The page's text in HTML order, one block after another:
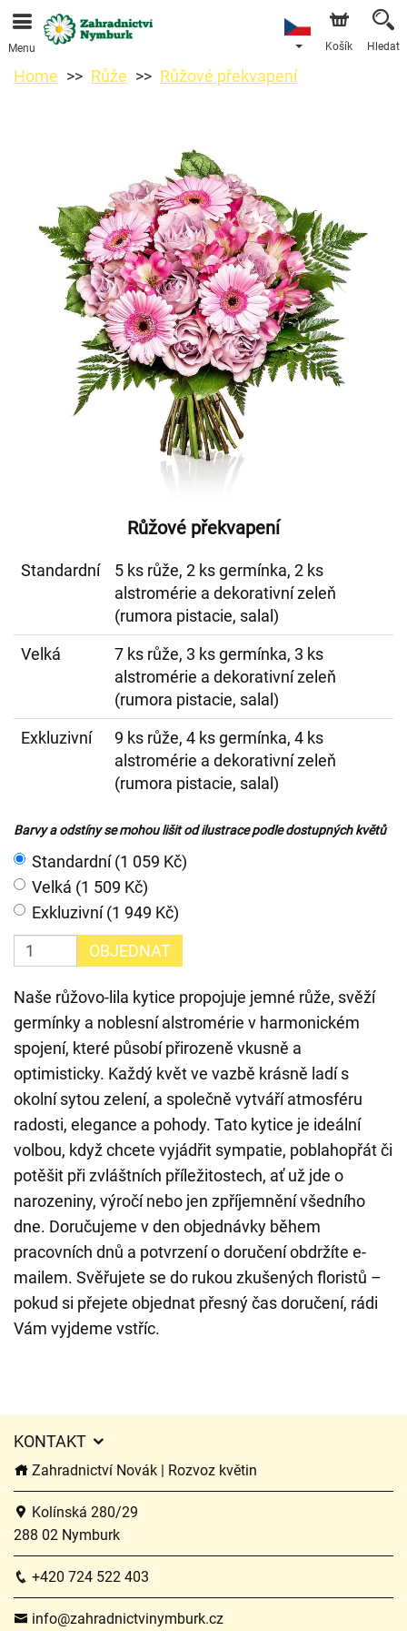
Objednávky přes e-shop přijímáme. Nejbližší možné
doručení je od 11.8.2026 z důvodu dovolené.
Menu Košík Hledat
Home Růže Růžové překvapení
Růžové překvapení
Standardní
5 ks růže, 2 ks germínka, 2 ks
alstromérie a dekorativní zeleň
(rumora pistacie, salal)
Velká
7 ks růže, 3 ks germínka, 3 ks
alstromérie a dekorativní zeleň
(rumora pistacie, salal)
Exkluzivní
9 ks růže, 4 ks germínka, 4 ks
alstromérie a dekorativní zeleň
(rumora pistacie, salal)
Barvy a odstíny se mohou lišit od ilustrace podle dostupných květů
Standardní (1 059 Kč)
Velká (1 509 Kč)
Exkluzivní (1 949 Kč)
OBJEDNAT
Naše růžovo-lila kytice propojuje jemné růže, svěží
germínky a noblesní alstromérie v harmonickém
spojení, které působí přirozeně vkusně a
optimisticky. Každý květ ve vazbě krásně ladí s
okolní sytou zelení, a společně vytváří atmosféru
radosti, elegance a pohody. Tato kytice je ideální
volbou, když chcete vyjádřit sympatie, poblahopřát či
potěšit při zvláštních příležitostech, ať už jde o
narozeniny, výročí nebo jen zpříjemnění všedního
dne. Doručujeme v den objednávky během
pracovních dnů a potvrzení o doručení obdržíte e-
mailem. Svěřujete se do rukou zkušených floristů –
pokud si přejete objednat přesný čas doručení, rádi
Vám vyjdeme vstříc.
KONTAKT
Zahradnictví Novák | Rozvoz květin
Kolínská 280/29
288 02 Nymburk
+420 724 522 403
info@zahradnictvinymburk.cz